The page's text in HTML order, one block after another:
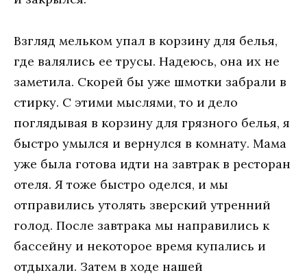
Взгляд мельком упал в корзину для белья,
где валялись ее трусы. Надеюсь, она их не
заметила. Скорей бы уже шмотки забрали в
стирку. С этими мыслями, то и дело
поглядывая в корзину для грязного белья, я
быстро умылся и вернулся в комнату. Мама
уже была готова идти на завтрак в ресторан
отеля. Я тоже быстро оделся, и мы
отправились утолять зверский утренний
голод. После завтрака мы направились к
бассейну и некоторое время купались и
отдыхали. Затем в ходе нашей